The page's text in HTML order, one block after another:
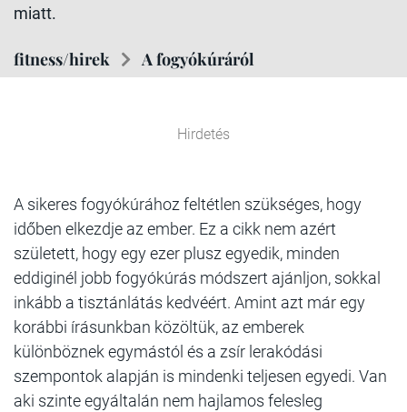
miatt.
fitness/hirek A fogyókúráról
Hirdetés
A sikeres fogyókúrához feltétlen szükséges, hogy
időben elkezdje az ember. Ez a cikk nem azért
született, hogy egy ezer plusz egyedik, minden
eddiginél jobb fogyókúrás módszert ajánljon, sokkal
inkább a tisztánlátás kedvéért. Amint azt már egy
korábbi írásunkban közöltük, az emberek
különböznek egymástól és a zsír lerakódási
szempontok alapján is mindenki teljesen egyedi. Van
aki szinte egyáltalán nem hajlamos felesleg